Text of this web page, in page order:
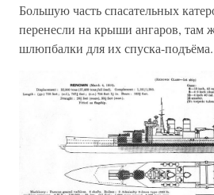
Большую часть спасательных
перенесли на крыши ангаров, там
шлюпбалки для их спуска-подъёма.